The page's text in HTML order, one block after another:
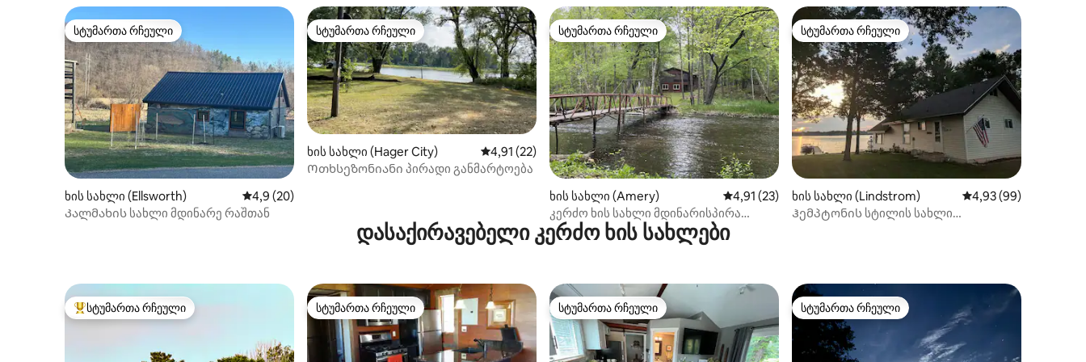
სტუმართა რჩეული
სტუმართა რჩეული
ხის სახლი (Ellsworth) საშუალო შეფასებაა 5‑დან 4,9, 20 მიმოხილვა
4,9 (20)
Კალმახის სახლი მდინარე რაშთან
სტუმართა რჩეული
სტუმართა რჩეული
ხის სახლი (Hager City) საშუალო შეფასებაა 5‑დან 4,91, 22 მიმოხილვა
4,91 (22)
Ოთხსეზონიანი პირადი განმარტოება
სტუმართა რჩეული
სტუმართა რჩეული
ხის სახლი (Amery) საშუალო შეფასებაა 5‑დან 4,91, 23 მიმოხილვა
4,91 (23)
კერძო ხის სახლი მდინარისპირა
ზონაში, ხეებით დაფარული
საფეხმავლო ბილიკებით
სტუმართა რჩეული
სტუმართა რჩეული
ხის სახლი (Lindstrom) საშუალო შეფასებაა
4,93 (99)
Ჰემპტონის სტილის სახლი
დასაქირავებელი კერძო ხის სახლები
სტუმართა რჩეული მოწინავე ვარიანტი
სტუმართა რჩეული სტუმართა რჩეული
სტუმართა რჩეული სტუმართა რჩეული
სტუმართა რჩეული სტუმართა რჩეული
სტუმართა რჩეული